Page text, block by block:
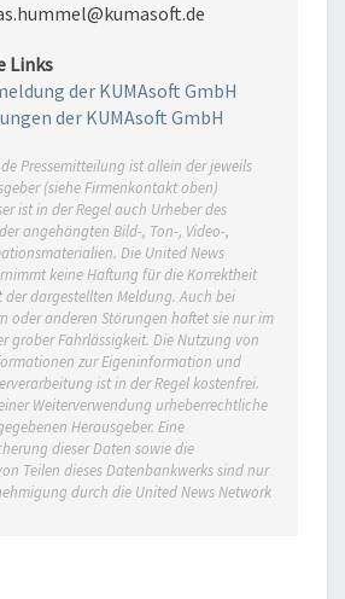
Links
der KUMAsoft GmbH
der KUMAsoft GmbH
Pressemitteilung ist allein der jeweils
(siehe Firmenkontakt oben)
ist in der Regel auch Urheber des
angehängten Bild-, Ton-, Video-,
Die United News
keine Haftung für die Korrektheit
dargestellten Meldung. Auch bei
oder anderen Störungen haftet sie nur im
grober Fahrlässigkeit. Die Nutzung von
zur Eigeninformation und
ist in der Regel kostenfrei.
Weiterverwendung urheberrechtliche
Herausgeber. Eine
dieser Daten sowie die
Teilen dieses Datenbankwerks sind nur
durch die United News Network